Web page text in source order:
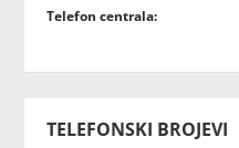
Telefon centrala:
TELEFONSKI BROJEVI